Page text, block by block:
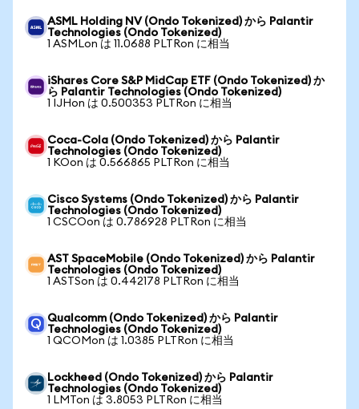
ASML Holding NV (Ondo Tokenized) から Palantir
Technologies (Ondo Tokenized)
1 ASMLon は 11.0688 PLTRon に相当
iShares Core S&P MidCap ETF (Ondo Tokenized) か
ら Palantir Technologies (Ondo Tokenized)
1 IJHon は 0.500353 PLTRon に相当
Coca-Cola (Ondo Tokenized) から Palantir
Technologies (Ondo Tokenized)
1 KOon は 0.566865 PLTRon に相当
Cisco Systems (Ondo Tokenized) から Palantir
Technologies (Ondo Tokenized)
1 CSCOon は 0.786928 PLTRon に相当
AST SpaceMobile (Ondo Tokenized) から Palantir
Technologies (Ondo Tokenized)
1 ASTSon は 0.442178 PLTRon に相当
Qualcomm (Ondo Tokenized) から Palantir
Technologies (Ondo Tokenized)
1 QCOMon は 1.0385 PLTRon に相当
Lockheed (Ondo Tokenized) から Palantir
Technologies (Ondo Tokenized)
1 LMTon は 3.8053 PLTRon に相当